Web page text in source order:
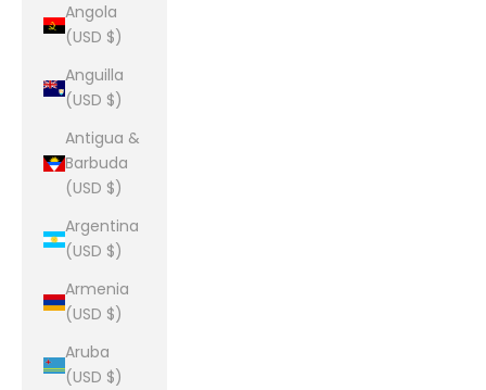
Angola
(USD $)
Anguilla
(USD $)
Antigua &
Barbuda
(USD $)
Argentina
(USD $)
Armenia
(USD $)
Aruba
(USD $)